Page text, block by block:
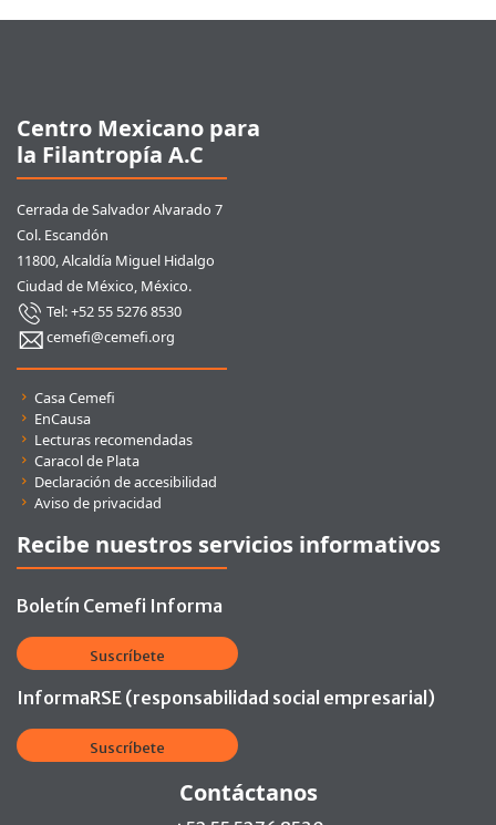
Centro Mexicano para
la Filantropía A.C
Cerrada de Salvador Alvarado 7
Col. Escandón
11800, Alcaldía Miguel Hidalgo
Ciudad de México, México.
Tel: +52 55 5276 8530
cemefi@cemefi.org
Enlaces rápidos
Casa Cemefi
EnCausa
Lecturas recomendadas
Caracol de Plata
Declaración de accesibilidad
Aviso de privacidad
Recibe nuestros servicios informativos
Boletín Cemefi Informa
Suscríbete
InformaRSE (responsabilidad social empresarial)
Suscríbete
Contáctanos